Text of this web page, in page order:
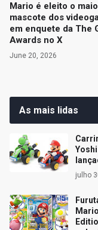
Mario é eleito o
mascote dos
em enquete da The
Awards no X
June 20, 2026
As mais lidas
julho